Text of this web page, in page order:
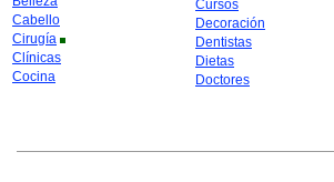
Cabello
Cirugía
Clínicas
Cocina
Cursos
Decoración
Dentistas
Dietas
Doctores